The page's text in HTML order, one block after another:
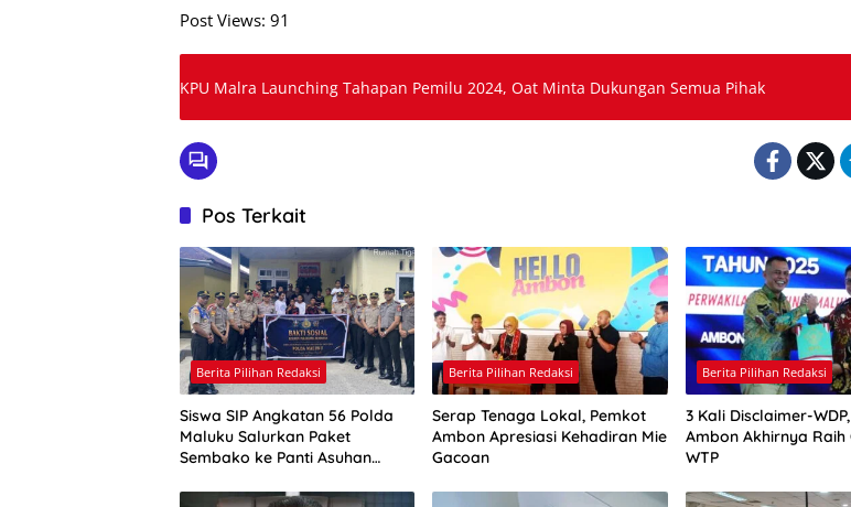
Post Views: 91
KPU Malra Launching Tahapan Pemilu 2024, Oat Minta Dukungan Semua Pihak
Pos Terkait
Berita Pilihan Redaksi
Siswa SIP Angkatan 56 Polda
Maluku Salurkan Paket
Sembako ke Panti Asuhan
Berita Pilihan Redaksi
Serap Tenaga Lokal, Pemkot
Ambon Apresiasi Kehadiran Mie
Gacoan
Berita Pilihan Redaksi
3 Kali Disclaimer-
Ambon Akhirnya Raih
WTP